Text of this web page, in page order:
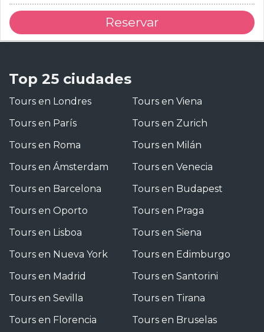
Reservar
Top 25 ciudades
Tours en Londres
Tours en París
Tours en Roma
Tours en Ámsterdam
Tours en Barcelona
Tours en Oporto
Tours en Lisboa
Tours en Nueva York
Tours en Madrid
Tours en Sevilla
Tours en Florencia
Tours en Viena
Tours en Zurich
Tours en Milán
Tours en Venecia
Tours en Budapest
Tours en Praga
Tours en Siena
Tours en Edimburgo
Tours en Santorini
Tours en Tirana
Tours en Bruselas